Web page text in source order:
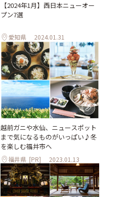
【2024年1月】西日本ニューオー
プン7選
愛知県 2024.01.31
越前ガニや水仙、ニュースポット
まで気になるものがいっぱい♪冬
を楽しむ福井市へ
福井県 [PR] 2023.01.13